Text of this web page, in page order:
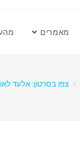
מאמרים
> צפו בסרטון: אלעד